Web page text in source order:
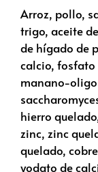
Arroz, pollo,
trigo, aceite
de hígado de
calcio, fosfato
manano-
hierro
zinc, zinc
quelado,
yodato de